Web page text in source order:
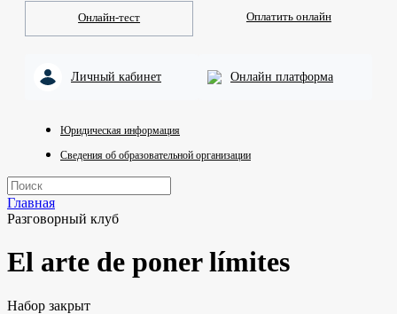
Онлайн-тест Оплатить онлайн
Личный кабинет Онлайн платформа
Юридическая информация
Сведения об образовательной организации
Главная
Разговорный клуб
El arte de poner límites
Набор закрыт